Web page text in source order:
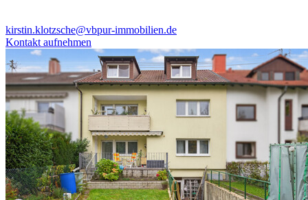
kirstin.klotzsche@vbpur-immobilien.de
Kontakt aufnehmen